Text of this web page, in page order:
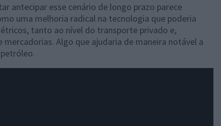
antecipar esse cenário de longo prazo parece
uma melhoria radical na tecnologia que poderia
tanto ao nível do transporte privado e,
Algo que ajudaria de maneira notável a